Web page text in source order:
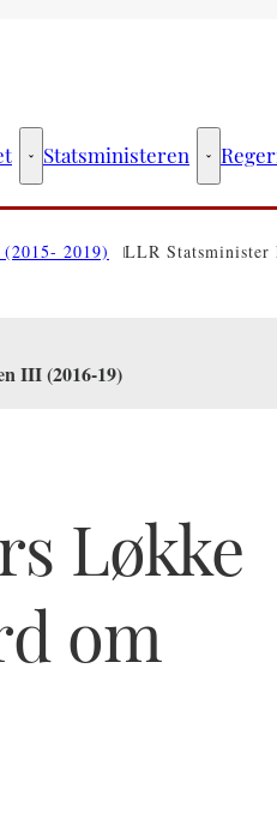
Statsministeriet - Flere links
Statsministeren
(2015- 2019) LLR Statsminister
III (2016-19)
Løkke
om